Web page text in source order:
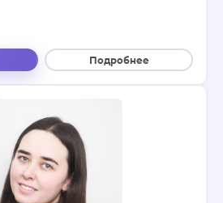
Подробнее